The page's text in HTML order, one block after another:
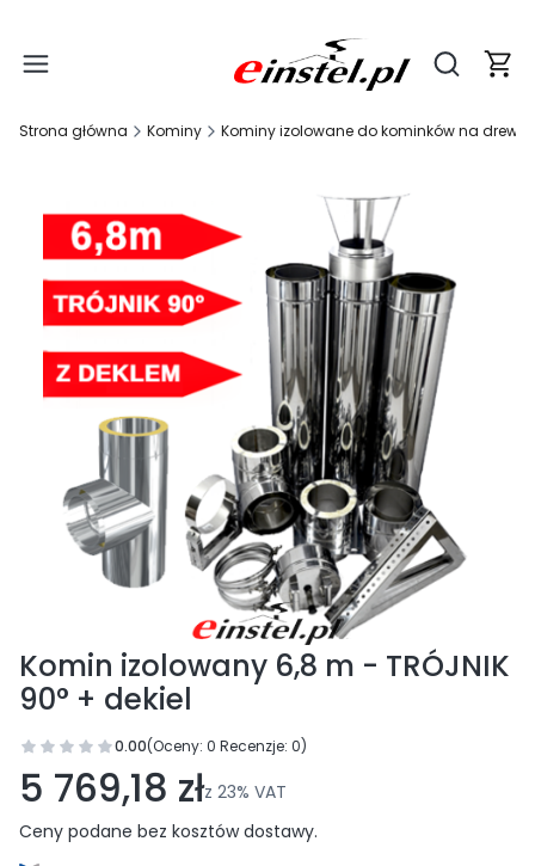
Otwórz
Strona główna Kominy Kominy izolowane do kominków na
Komin izolowany 6,8 m - TRÓJNIK
90° + dekiel
0.00(Oceny: 0 Recenzje: 0)
Przejdź do sekcji Opinie
5 769,18 złz 23% VAT
Ceny podane bez kosztów dostawy.